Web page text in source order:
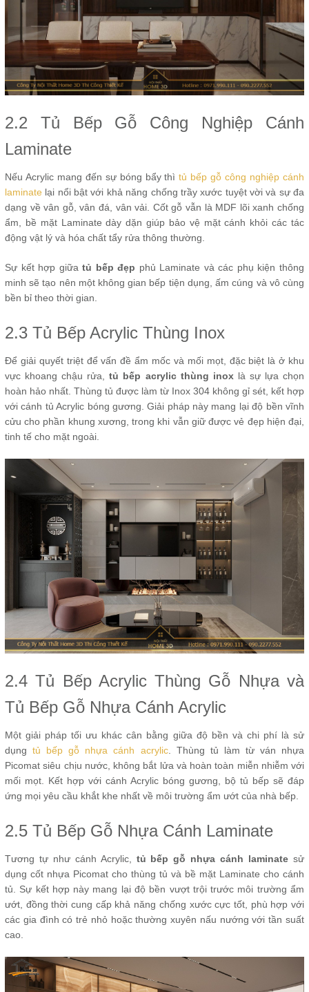
2.2 Tủ Bếp Gỗ Công Nghiệp Cánh
Laminate
Nếu Acrylic mang đến sự bóng bẩy thìtủ bếp gỗ công nghiệp cánh
laminate lại nổi bật với khả năng chống trầy xước tuyệt vời và sự đa
dạng về vân gỗ, vân đá, vân vải. Cốt gỗ vẫn là MDF lõi xanh chống
ẩm, bề mặt Laminate dày dặn giúp bảo vệ mặt cánh khỏi các tác
động vật lý và hóa chất tẩy rửa thông thường.
Sự kết hợp giữatủ bếp đẹp phủ Laminate và các phụ kiện thông
minh sẽ tạo nên một không gian bếp tiện dụng, ấm cúng và vô cùng
bền bỉ theo thời gian.
2.3 Tủ Bếp Acrylic Thùng Inox
Để giải quyết triệt để vấn đề ẩm mốc và mối mọt, đặc biệt là ở khu
vực khoang chậu rửa,tủ bếp acrylic thùng inoxlà sự lựa chọn
hoàn hảo nhất. Thùng tủ được làm từ Inox 304 không gỉ sét, kết hợp
với cánh tủ Acrylic bóng gương. Giải pháp này mang lại độ bền vĩnh
cửu cho phần khung xương, trong khi vẫn giữ được vẻ đẹp hiện đại,
tinh tế cho mặt ngoài.
2.4 Tủ Bếp Acrylic Thùng Gỗ Nhựa và
Tủ Bếp Gỗ Nhựa Cánh Acrylic
Một giải pháp tối ưu khác cân bằng giữa độ bền và chi phí là sử
dụngtủ bếp gỗ nhựa cánh acrylic. Thùng tủ làm từ ván nhựa
Picomat siêu chịu nước, không bắt lửa và hoàn toàn miễn nhiễm với
mối mọt. Kết hợp với cánh Acrylic bóng gương, bộ tủ bếp sẽ đáp
ứng mọi yêu cầu khắt khe nhất về môi trường ẩm ướt của nhà bếp.
2.5 Tủ Bếp Gỗ Nhựa Cánh Laminate
Tương tự như cánh Acrylic, tủ bếp gỗ nhựa cánh laminate sử
dụng cốt nhựa Picomat cho thùng tủ và bề mặt Laminate cho cánh
tủ. Sự kết hợp này mang lại độ bền vượt trội trước môi trường ẩm
ướt, đồng thời cung cấp khả năng chống xước cực tốt, phù hợp với
các gia đình có trẻ nhỏ hoặc thường xuyên nấu nướng với tần suất
cao.